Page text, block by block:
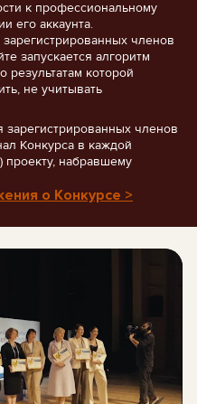
к профессиональному
его аккаунта.
членов
запускается алгоритм
которой
не учитывать
зарегистрированных членов
Конкурса в каждой
проекту, набравшему
о Конкурсе >